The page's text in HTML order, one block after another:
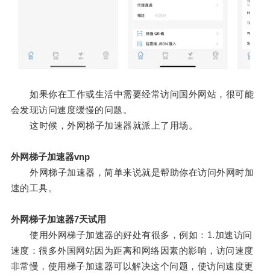
如果你在工作或生活中需要经常访问国外网站，很可能
会发现访问速度缓慢的问题。
这时候，外网梯子加速器就派上了用场。
外网梯子加速器vnp
外网梯子加速器，简单来说就是帮助你在访问外网时加
速的工具。
外网梯子加速器7天试用
使用外网梯子加速器的好处有很多，例如：1.加速访问
速度：很多外国网站因为距离和网络因素的影响，访问速度
非常慢，使用梯子加速器可以解决这个问题，使访问速度更